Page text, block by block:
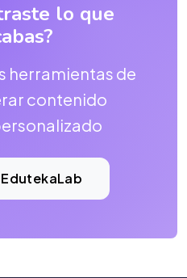
lo que
herramientas de
contenido